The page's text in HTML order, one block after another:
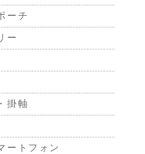
ーチ
ー
掛軸
ートフォン